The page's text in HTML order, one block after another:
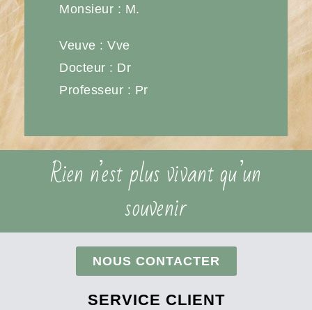
Monsieur : M.
Veuve : Vve
Docteur : Dr
Professeur : Pr
Rien n’est plus vivant qu’un
souvenir
NOUS CONTACTER
SERVICE CLIENT